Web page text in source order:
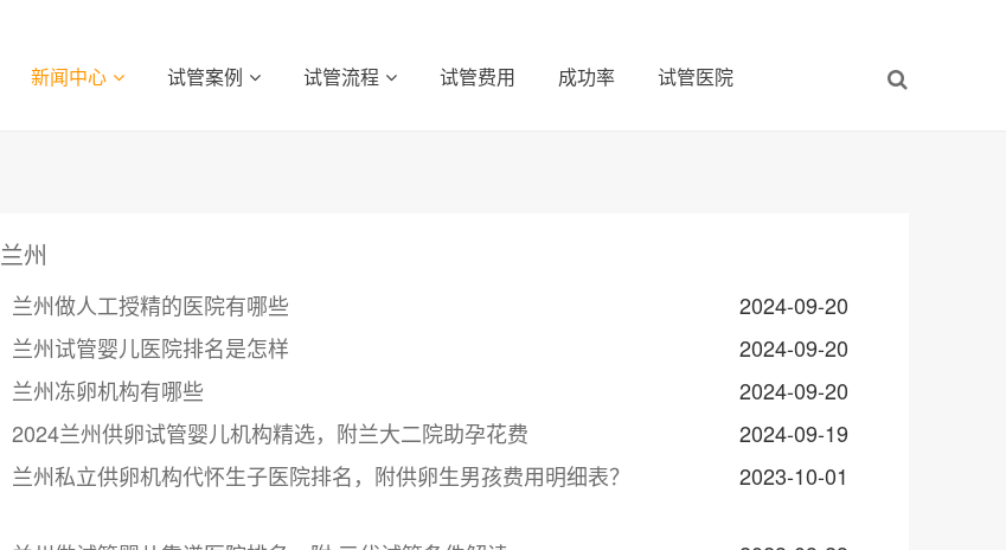
新闻中心 试管案例 试管流程 试管费用 成功率 试管医院
兰州
兰州做人工授精的医院有哪些
2024-09-20
兰州试管婴儿医院排名是怎样
2024-09-20
兰州冻卵机构有哪些
2024-09-20
2024兰州供卵试管婴儿机构精选，附兰大二院助孕花费
2024-09-19
兰州私立供卵机构代怀生子医院排名，附供卵生男孩费用明细表？
2023-10-01